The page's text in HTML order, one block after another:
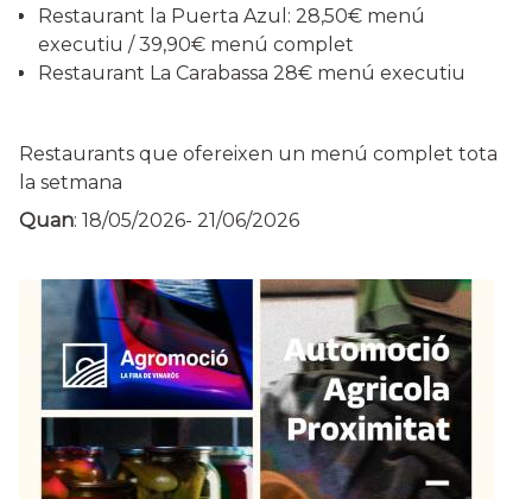
Restaurant la Puerta Azul: 28,50€ menú
executiu / 39,90€ menú complet
Restaurant La Carabassa 28€ menú executiu
Restaurants que ofereixen un menú complet tota
la setmana
Quan: 18/05/2026- 21/06/2026